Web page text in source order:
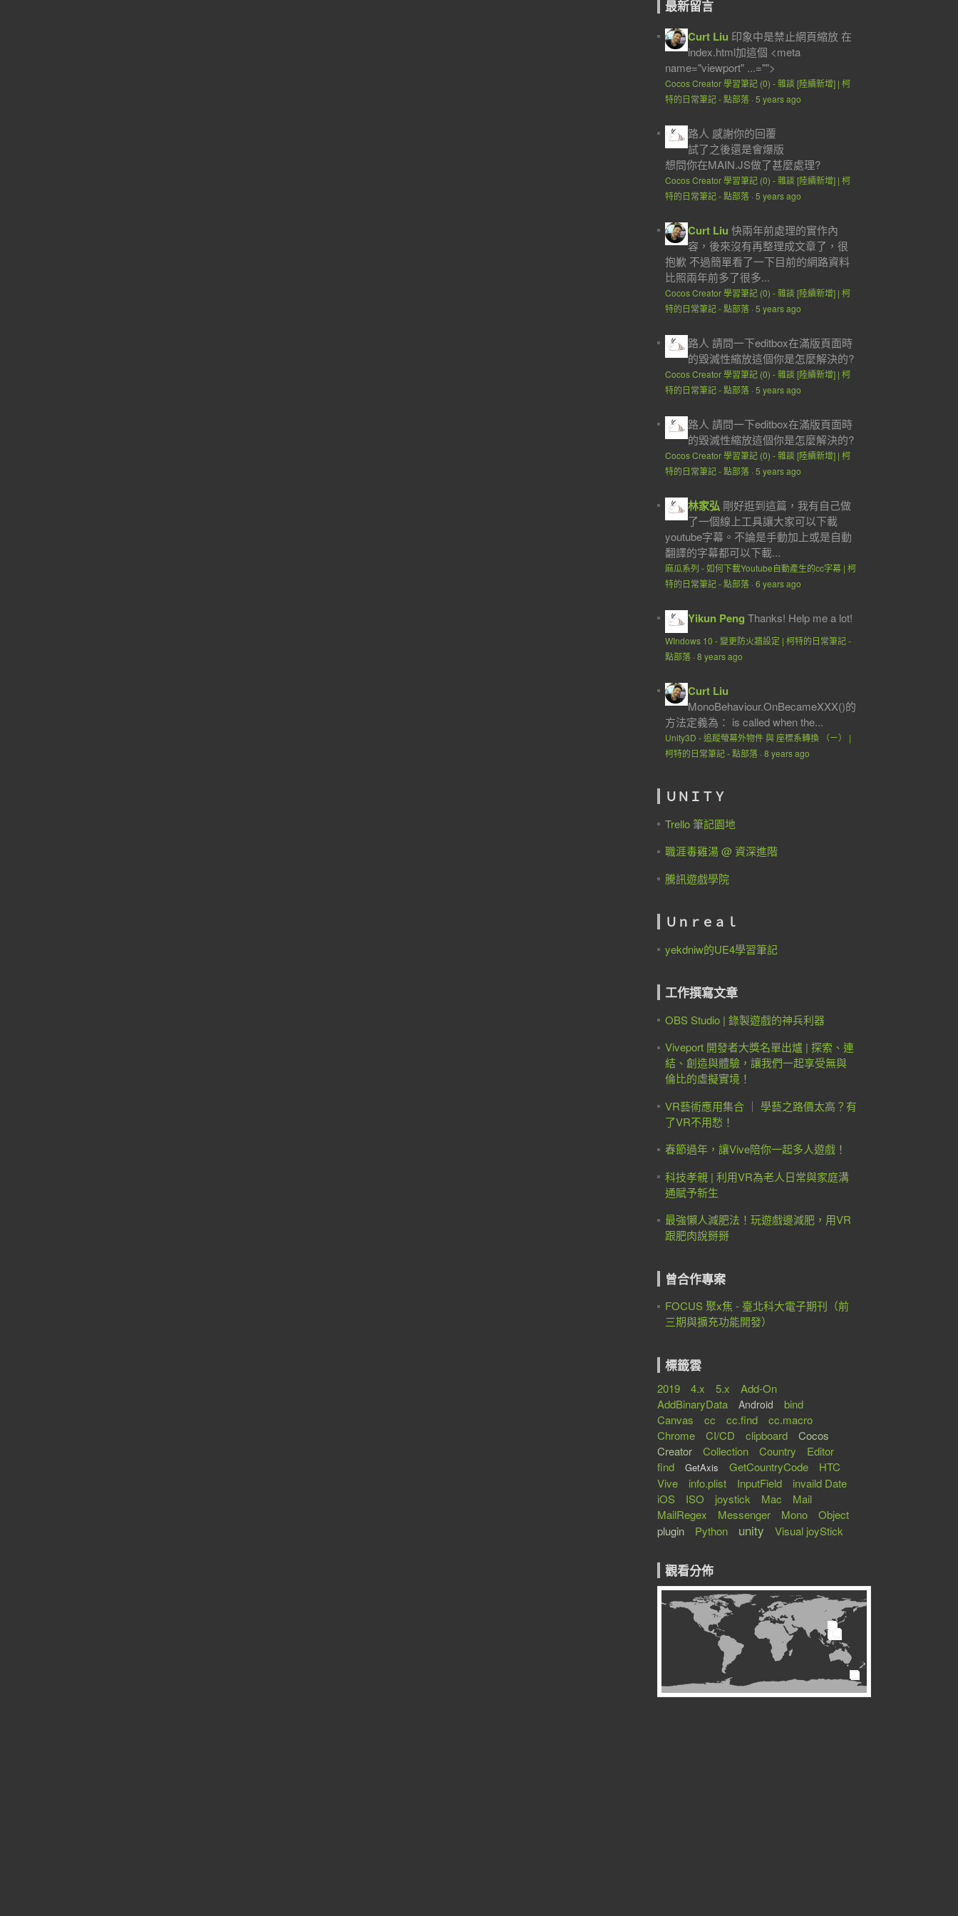
最新留言
Curt Liu 印象中是禁止網頁縮放 在
index.html加這個 <meta
name="viewport" ...="">
Cocos Creator 學習筆記 (0) - 雜談 [陸續新增] | 柯
特的日常筆記 - 點部落 · 5 years ago
路人 感謝你的回覆
試了之後還是會爆版
想問你在MAIN.JS做了甚麼處理?
Cocos Creator 學習筆記 (0) - 雜談 [陸續新增] | 柯
特的日常筆記 - 點部落 · 5 years ago
Curt Liu 快兩年前處理的實作內
容，後來沒有再整理成文章了，很
抱歉 不過簡單看了一下目前的網路資料
比照兩年前多了很多...
Cocos Creator 學習筆記 (0) - 雜談 [陸續新增] | 柯
特的日常筆記 - 點部落 · 5 years ago
路人 請問一下editbox在滿版頁面時
的毀滅性縮放這個你是怎麼解決的?
Cocos Creator 學習筆記 (0) - 雜談 [陸續新增] | 柯
特的日常筆記 - 點部落 · 5 years ago
路人 請問一下editbox在滿版頁面時
的毀滅性縮放這個你是怎麼解決的?
Cocos Creator 學習筆記 (0) - 雜談 [陸續新增] | 柯
特的日常筆記 - 點部落 · 5 years ago
林家弘 剛好逛到這篇，我有自己做
了一個線上工具讓大家可以下載
youtube字幕。不論是手動加上或是自動
翻譯的字幕都可以下載...
麻瓜系列 - 如何下載Youtube自動產生的cc字幕 | 柯
特的日常筆記 - 點部落 · 6 years ago
Yikun Peng Thanks! Help me a lot!
WIndows 10 - 變更防火牆設定 | 柯特的日常筆記 -
點部落 · 8 years ago
Curt Liu
MonoBehaviour.OnBecameXXX()的
方法定義為： is called when the...
Unity3D - 追蹤螢幕外物件 與 座標系轉換 （ㄧ） |
柯特的日常筆記 - 點部落 · 8 years ago
ＵＮＩＴＹ
Trello 筆記園地
職涯毒雞湯 @ 資深進階
騰訊遊戲學院
Ｕｎｒｅａｌ
yekdniw的UE4學習筆記
工作撰寫文章
OBS Studio | 錄製遊戲的神兵利器
Viveport 開發者大獎名單出爐 | 探索、連
結、創造與體驗，讓我們一起享受無與
倫比的虛擬實境！
VR藝術應用集合 ｜ 學藝之路價太高？有
了VR不用愁！
春節過年，讓Vive陪你一起多人遊戲！
科技孝親 | 利用VR為老人日常與家庭溝
通賦予新生
最強懶人減肥法！玩遊戲邊減肥，用VR
跟肥肉說掰掰
曾合作專案
FOCUS 聚x焦 - 臺北科大電子期刊（前
三期與擴充功能開發）
標籤雲
2019 4.x 5.x
Add-On
AddBinaryData
Android
bind
Canvas
cc cc.find
cc.macro
Chrome
CI/CD clipboard
Cocos
Creator
Collection Country
Editor
find
GetAxis GetCountryCode
HTC
Vive
info.plist InputField
invaild Date
iOS
ISO joystick Mac
Mail
MailRegex
Messenger Mono
Object
plugin
Python unity Visual joyStick
觀看分佈